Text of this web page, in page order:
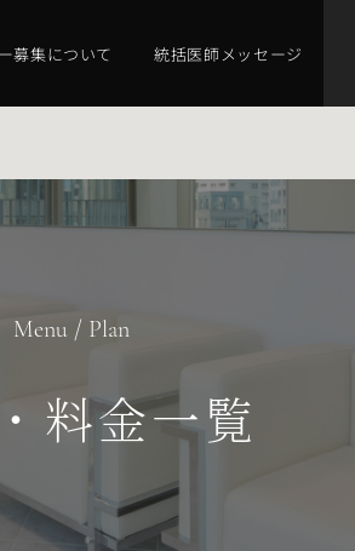
募集について 統括医師メッセージ
Menu / Plan
料金一覧